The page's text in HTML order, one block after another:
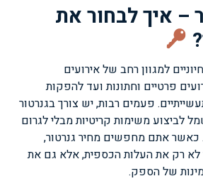
– איך לבחור את
למגוון רחב של אירועים
פרטיים וחתונות ועד להפקות
פעמים רבות, יש צורך בגנרטור
לביצוע משימות קריטיות מבלי לגרום
כאשר אתם מחפשים מחיר גנרטור,
רק את העלות הכספית, אלא גם את
של הספק.